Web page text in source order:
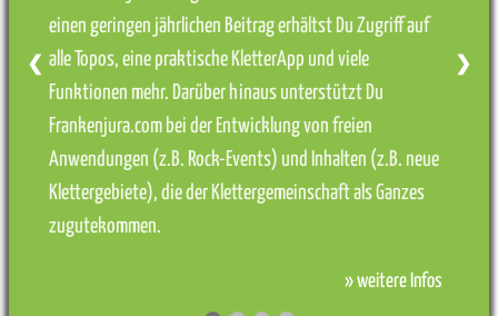
einen geringen jährlichen Beitrag erhältst Du Zugriff auf
alle Topos, eine praktische KletterApp und viele
Funktionen mehr. Darüber hinaus unterstützt Du
Frankenjura.com bei der Entwicklung von freien
Anwendungen (z.B. Rock-Events) und Inhalten (z.B. neue
Klettergebiete), die der Klettergemeinschaft als Ganzes
zugutekommen.
» weitere Infos
❮ ❯